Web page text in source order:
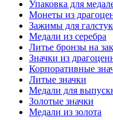
Упаковка для
Монеты из
Зажимы для
Медали из серебра
Литье бронзы на
Значки из
Корпоративные
Литые значки
Медали для
Золотые значки
Медали из золота